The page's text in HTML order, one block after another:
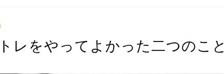
レをやってよかった二つのこと